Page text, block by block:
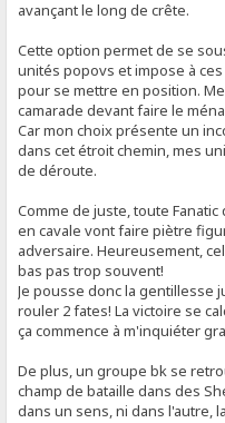
avançant le long de crête.
Cette option permet de se
unités popovs et impose à
pour se mettre en position.
camarade devant faire le
Car mon choix présente un
dans cet étroit chemin, mes
de déroute.
Comme de juste, toute
en cavale vont faire piètre
adversaire. Heureusement,
bas pas trop souvent!
Je pousse donc la gentillesse
rouler 2 fates! La victoire se
ça commence à m'inquiéter
De plus, un groupe bk se
champ de bataille dans des
dans un sens, ni dans l'autre,